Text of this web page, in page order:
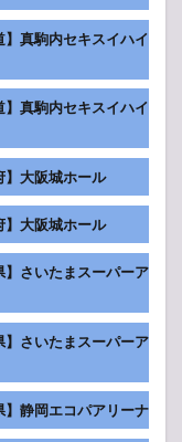
真駒内セキスイハイ
真駒内セキスイハイ
大阪城ホール
大阪城ホール
さいたまスーパーア
さいたまスーパーア
静岡エコパアリーナ